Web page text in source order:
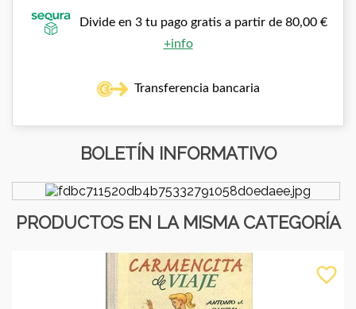
Divide en 3 tu pago gratis a partir de 80,00 €
+info
Transferencia bancaria
BOLETÍN INFORMATIVO
PRODUCTOS EN LA MISMA CATEGORÍA
favorite_border